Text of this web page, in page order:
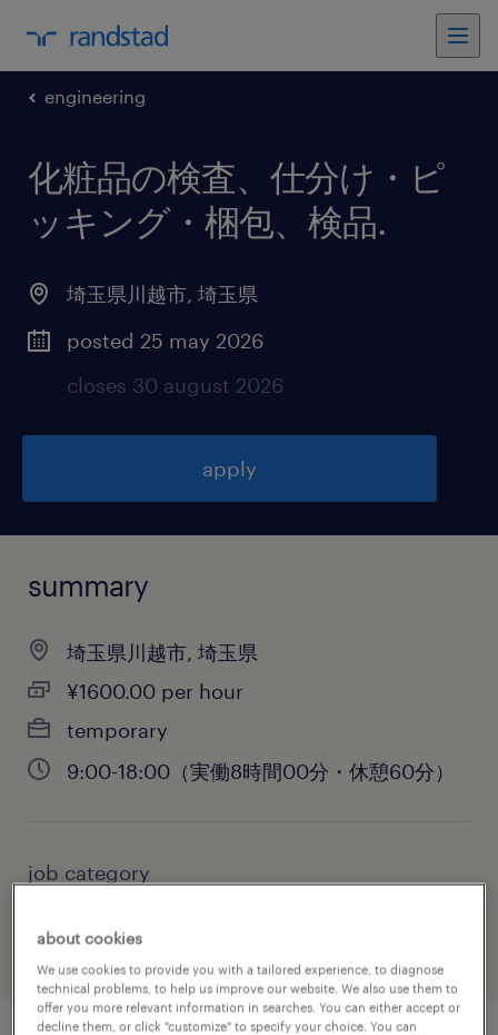
engineering
化粧品の検査、仕分け・ピ
ッキング・梱包、検品.
埼玉県川越市, 埼玉県
posted 25 may 2026
closes 30 august 2026
apply
summary
埼玉県川越市, 埼玉県
¥1600.00 per hour
temporary
9:00-18:00（実働8時間00分・休憩60分）
job category
about cookies
We use cookies to provide you with a tailored experience, to diagnose
technical problems, to help us improve our website. We also use them to
offer you more relevant information in searches. You can either accept or
decline them, or click "customize" to specify your choice. You can